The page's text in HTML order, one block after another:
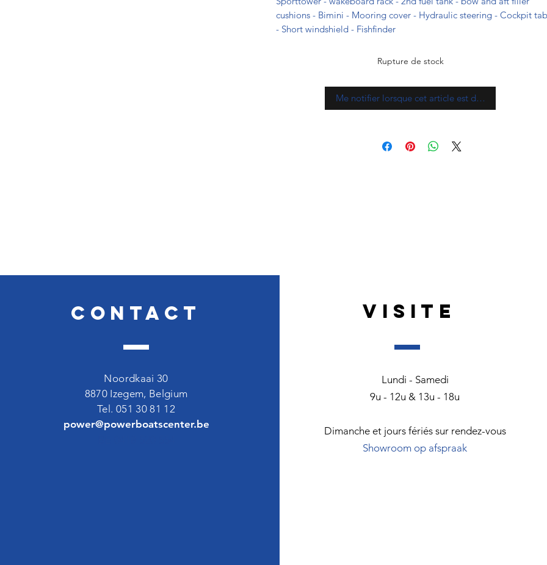
cushions - Bimini - Mooring cover - Hydraulic steering - Cockpit
- Short windshield - Fishfinder
Rupture de stock
Me notifier lorsque cet article est disponible
Contact
Noordkaai 30
8870 Izegem, Belgium
Tel. 051 30 81 12
power@powerboatscenter.be
VISITE
Lundi - Samedi
9u - 12u & 13u - 18u
Dimanche et jours fériés sur rendez-vous
Showroom op afspraak